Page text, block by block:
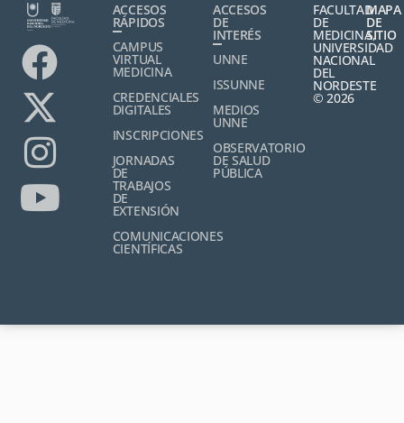
ACCESOS
RÁPIDOS
CAMPUS
VIRTUAL
MEDICINA
CREDENCIALES
DIGITALES
INSCRIPCIONES
JORNADAS
DE
TRABAJOS
DE
EXTENSIÓN
COMUNICACIONES
CIENTÍFICAS
ACCESOS
DE
INTERÉS
UNNE
ISSUNNE
MEDIOS
UNNE
OBSERVATORIO
DE SALUD
PÚBLICA
FACULTAD
DE
MEDICINA,
UNIVERSIDAD
NACIONAL
DEL
NORDESTE
© 2026
MAPA
DE
SITIO